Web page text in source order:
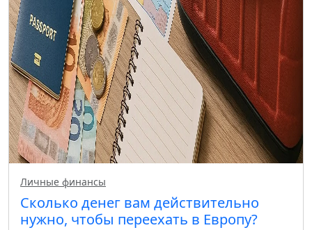
Личные финансы
Сколько денег вам действительно
нужно, чтобы переехать в Европу?